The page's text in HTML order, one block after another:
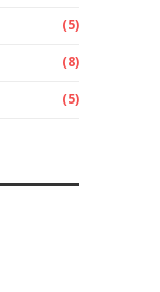
(5)
(8)
(5)